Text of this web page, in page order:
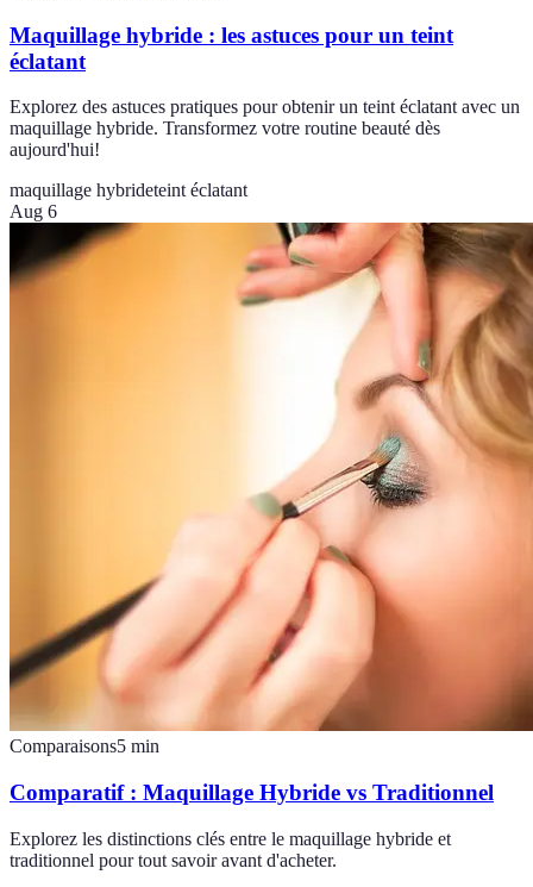
Maquillage hybride : les astuces pour un teint
éclatant
Explorez des astuces pratiques pour obtenir un teint éclatant avec un
maquillage hybride. Transformez votre routine beauté dès
aujourd'hui!
maquillage hybrideteint éclatant
Aug 6
Comparaisons5 min
Comparatif : Maquillage Hybride vs Traditionnel
Explorez les distinctions clés entre le maquillage hybride et
traditionnel pour tout savoir avant d'acheter.